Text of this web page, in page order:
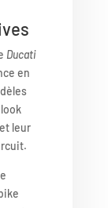
Ducati
en
leur